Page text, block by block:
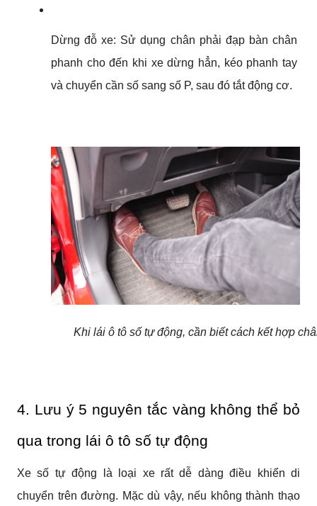
Dừng đỗ xe: Sử dụng chân phải đạp bàn chân
phanh cho đến khi xe dừng hẳn, kéo phanh tay
và chuyển cần số sang số P, sau đó tắt động cơ.
Khi lái ô tô số tự động, cần biết cách kết hợp
4. Lưu ý 5 nguyên tắc vàng không thể bỏ
qua trong lái ô tô số tự động
Xe số tự động là loại xe rất dễ dàng điều khiển di
chuyển trên đường. Mặc dù vậy, nếu không thành thạo